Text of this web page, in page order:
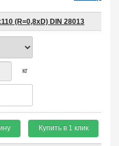
(R=0,8хD) DIN 28013
кг
Купить в 1 клик